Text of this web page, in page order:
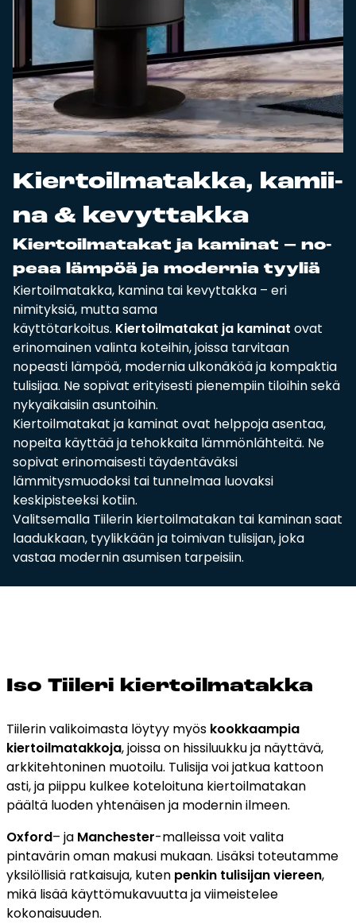
Tiilimuurauskannakejärjestelmät
Kohdegalleria
Vastuullisuus
Tiilityökalu
Esitteet
Tulisijatarvikkeet
Kamiinat ja kevyet tulisijat
Grillit ja pihakeittiöt
Tiilet
Laastit
Kiukaat ja kiuaskivet
Outlet
Käyttöehdot
Peruuta verkkokauppatilauksesi
Yhteystiedot
Kier­toil­ma­tak­ka, ka­mii­
na & ke­vyt­tak­ka
Kier­toil­ma­ta­kat ja ka­mi­nat – no­
peaa läm­pöä ja mo­der­nia tyy­liä
Kiertoilmatakka, kamina tai kevyttakka – eri
nimityksiä, mutta sama
käyttötarkoitus. Kiertoilmatakat ja kaminat ovat
erinomainen valinta koteihin, joissa tarvitaan
nopeasti lämpöä, modernia ulkonäköä ja kompaktia
tulisijaa. Ne sopivat erityisesti pienempiin tiloihin sekä
nykyaikaisiin asuntoihin.
Kiertoilmatakat ja kaminat ovat helppoja asentaa,
nopeita käyttää ja tehokkaita lämmönlähteitä. Ne
sopivat erinomaisesti täydentäväksi
lämmitysmuodoksi tai tunnelmaa luovaksi
keskipisteeksi kotiin.
Valitsemalla Tiilerin kiertoilmatakan tai kaminan saat
laadukkaan, tyylikkään ja toimivan tulisijan, joka
vastaa modernin asumisen tarpeisiin.
Iso Tii­le­ri kier­toil­ma­tak­ka
Tiilerin valikoimasta löytyy myös kookkaampia
kiertoilmatakkoja, joissa on hissiluukku ja näyttävä,
arkkitehtoninen muotoilu. Tulisija voi jatkua kattoon
asti, ja piippu kulkee koteloituna kiertoilmatakan
päältä luoden yhtenäisen ja modernin ilmeen.
Oxford– ja Manchester-malleissa voit valita
pintavärin oman makusi mukaan. Lisäksi toteutamme
yksilöllisiä ratkaisuja, kuten penkin tulisijan viereen,
mikä lisää käyttömukavuutta ja viimeistelee
kokonaisuuden.